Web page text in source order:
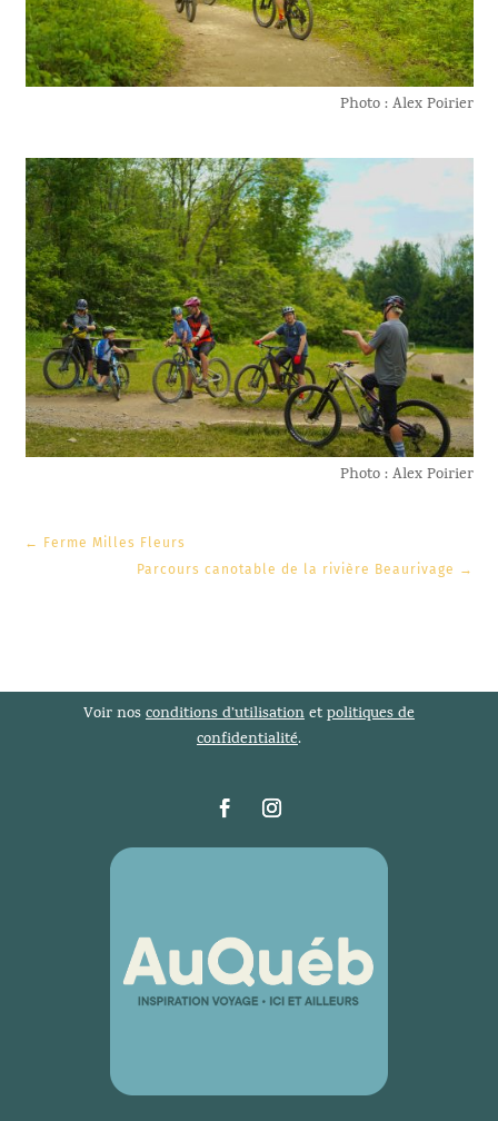
Photo : Alex Poirier
Photo : Alex Poirier
← Ferme Milles Fleurs
Parcours canotable de la rivière Beaurivage →
Voir nosconditions d’utilisationetpolitiques de
confidentialité.